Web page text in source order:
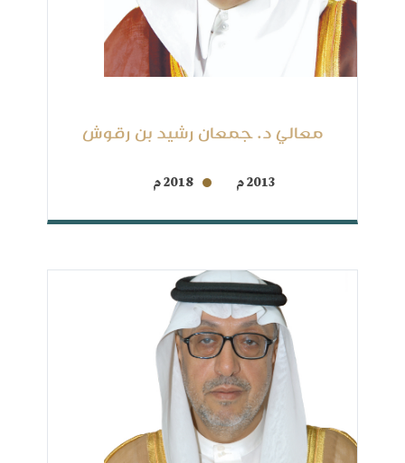
معالي د. جمعان رشيد بن رقوش
2013 م 2018 م